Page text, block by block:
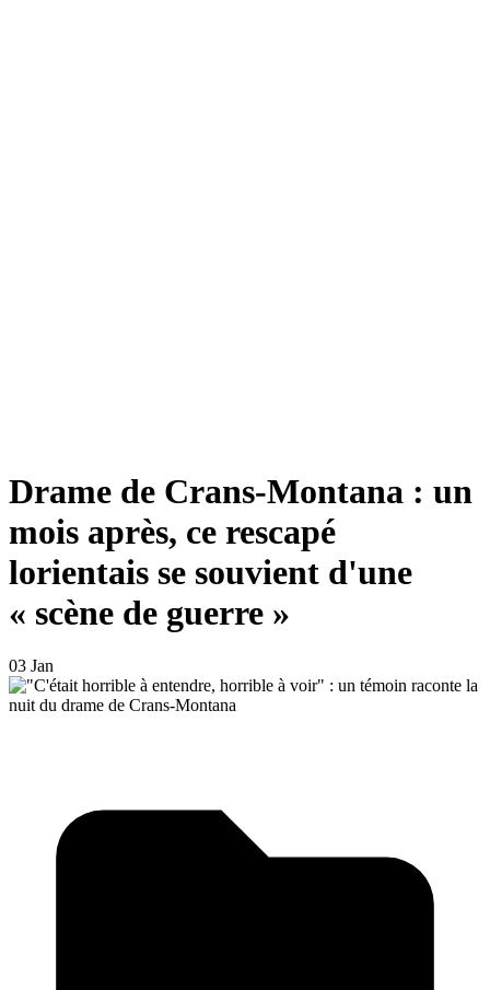
Drame de Crans-Montana : un
mois après, ce rescapé
lorientais se souvient d'une
« scène de guerre »
03 Jan